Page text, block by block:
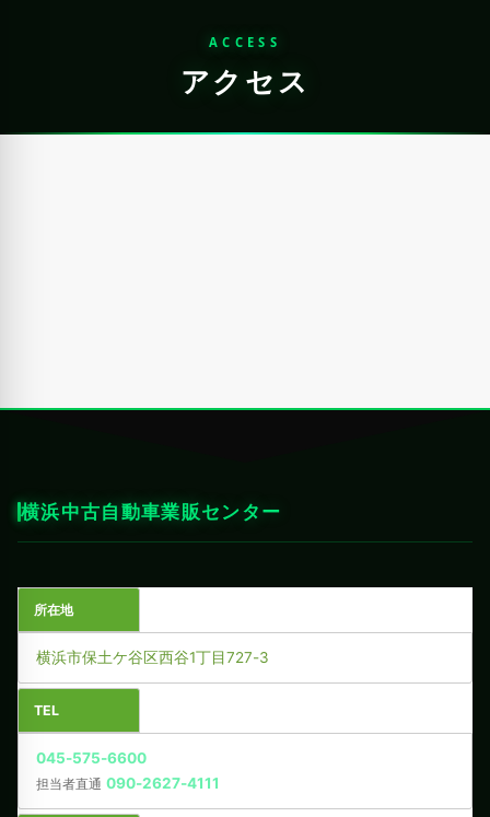
ACCESS
アクセス
横浜中古自動車業販センター
所在地
横浜市保土ケ谷区西谷1丁目727-3
TEL
045-575-6600
担当者直通 090-2627-4111